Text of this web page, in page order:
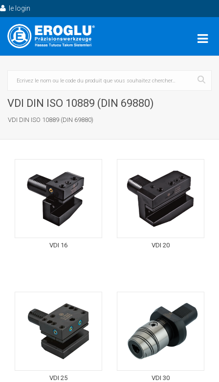
le login
VDI DIN ISO 10889 (DIN 69880)
VDI DIN ISO 10889 (DIN 69880)
VDI 16 VDI 20
VDI 25 VDI 30